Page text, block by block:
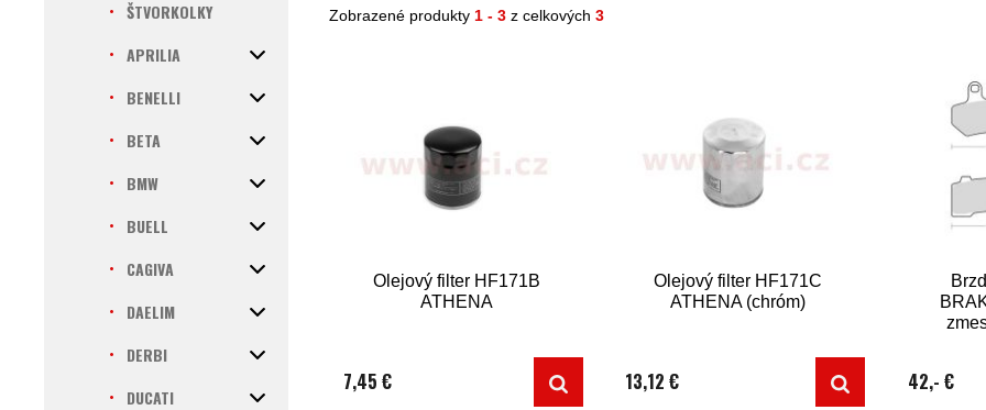
ŠTVORKOLKY
APRILIA
BENELLI
BETA
BMW
BUELL
CAGIVA
DAELIM
DERBI
DUCATI
Zobrazené produkty 1 - 3 z celkových3
Olejový filter HF171B
ATHENA
7,45 €
Olejový filter HF171C
ATHENA (chróm)
13,12 € 42,- €